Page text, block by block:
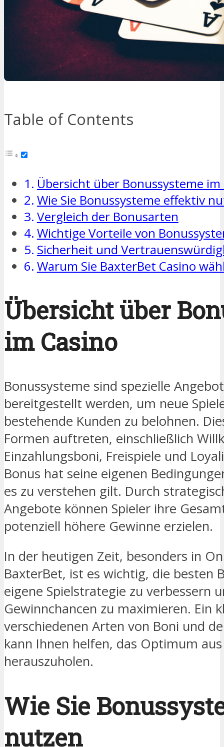
Table of Contents
Übersicht über Bonussysteme im
Wie Sie Bonussysteme effektiv
Vergleich der Bonusarten
Wichtige Vorteile von
Sicherheit und
Warum Sie BaxterBet Casino
Übersicht über
im Casino
Bonussysteme sind spezielle
bereitgestellt werden, um neue
bestehende Kunden zu belohnen.
Formen auftreten, einschließlich
Einzahlungsboni, Freispiele und
Bonus hat seine eigenen
es zu verstehen gilt. Durch
Angebote können Spieler ihre
potenziell höhere Gewinne erzielen.
In der heutigen Zeit, besonders in
BaxterBet, ist es wichtig, die besten
eigene Spielstrategie zu verbessern
Gewinnchancen zu maximieren. Ein
verschiedenen Arten von Boni und
kann Ihnen helfen, das Optimum
herauszuholen.
Wie Sie
nutzen